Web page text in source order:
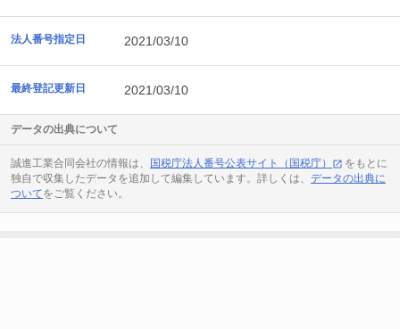
法人番号指定日 2021/03/10
最終登記更新日 2021/03/10
データの出典について
誠進工業合同会社の情報は、 国税庁法人番号公表サイト（国税庁）
をもとに
独自で収集したデータを追加して編集しています。詳しくは、 データの出典に
ついてをご覧ください。